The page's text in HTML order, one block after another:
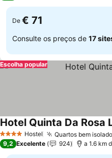
De € 71
Consulte os preços de 17
Escolha popular
4 EstrelasHostel Quartos bem
Hotel Quinta Da Rosa
9,2 Excelente 924 a 1.6 km